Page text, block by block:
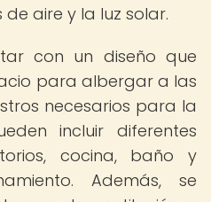
aire y la luz solar.
con un diseño que
para albergar a las
necesarios para la
incluir diferentes
cocina, baño y
Además, se